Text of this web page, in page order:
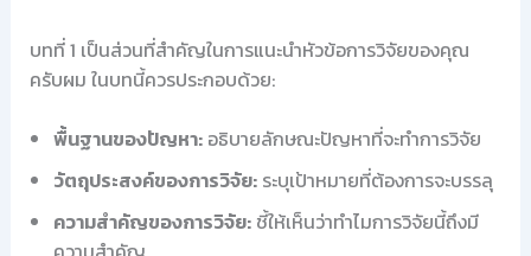
บทที่ 1 เป็นส่วนที่สำคัญในการแนะนำหัวข้อการวิจัยของคุณ
ครับผม ในบทนี้ควรประกอบด้วย:
พื้นฐานของปัญหา:อธิบายลักษณะปัญหาที่จะทำการวิจัย
วัตถุประสงค์ของการวิจัย:ระบุเป้าหมายที่ต้องการจะบรรลุ
ความสำคัญของการวิจัย:ชี้ให้เห็นว่าทำไมการวิจัยนี้ถึงมี